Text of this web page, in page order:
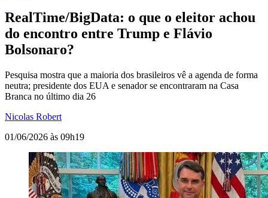
RealTime/BigData: o que o eleitor achou
do encontro entre Trump e Flávio
Bolsonaro?
Pesquisa mostra que a maioria dos brasileiros vê a agenda de forma
neutra; presidente dos EUA e senador se encontraram na Casa
Branca no último dia 26
Nicolas Robert
01/06/2026 às 09h19